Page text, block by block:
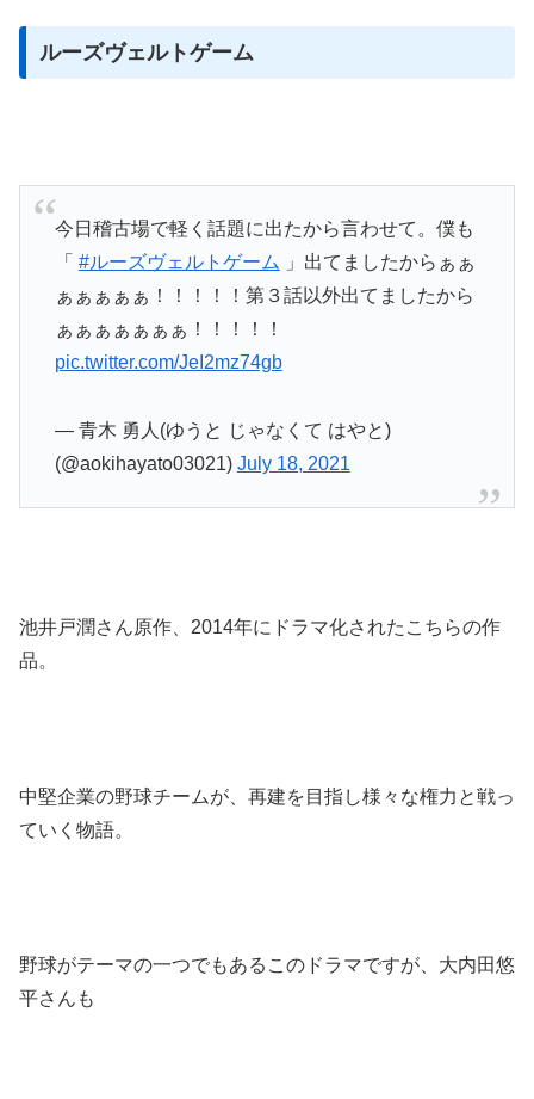
ルーズヴェルトゲーム
今日稽古場で軽く話題に出たから言わせて。僕も
「 #ルーズヴェルトゲーム
」出てましたからぁぁ
ぁぁぁぁぁ！！！！！第３話以外出てましたから
ぁぁぁぁぁぁぁ！！！！！
pic.twitter.com/JeI2mz74gb
— 青木 勇人(ゆうと じゃなくて はやと)
(@aokihayato03021) July 18, 2021
池井戸潤さん原作、2014年にドラマ化されたこちらの作
品。
中堅企業の野球チームが、再建を目指し様々な権力と戦っ
ていく物語。
野球がテーマの一つでもあるこのドラマですが、大内田悠
平さんも